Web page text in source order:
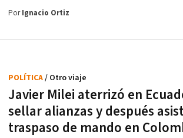
PorIgnacio Ortiz
Javier Milei aterrizó en
sellar alianzas y después
traspaso de mando en
POLÍTICA/ Otro viaje